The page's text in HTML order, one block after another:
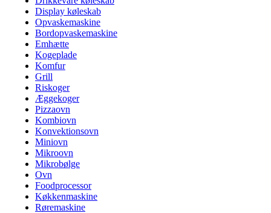
Display køleskab
Opvaskemaskine
Bordopvaskemaskine
Emhætte
Kogeplade
Komfur
Grill
Riskoger
Æggekoger
Pizzaovn
Kombiovn
Konvektionsovn
Miniovn
Mikroovn
Mikrobølge
Ovn
Foodprocessor
Køkkenmaskine
Røremaskine